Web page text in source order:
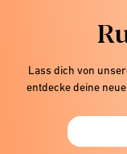
Lass dich von
entdecke deine